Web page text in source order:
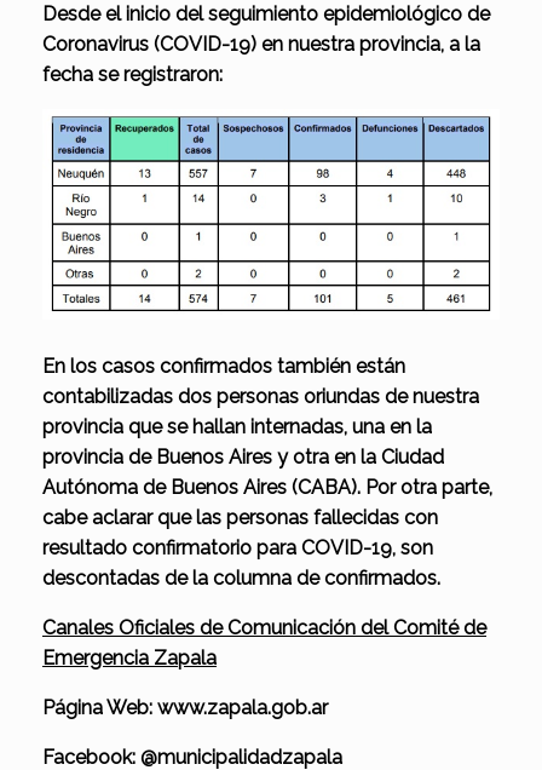
Desde el inicio del seguimiento epidemiológico de
Coronavirus (COVID-19) en nuestra provincia, a la
fecha se registraron:
En los casos confirmados también están
contabilizadas dos personas oriundas de nuestra
provincia que se hallan internadas, una en la
provincia de Buenos Aires y otra en la Ciudad
Autónoma de Buenos Aires (CABA). Por otra parte,
cabe aclarar que las personas fallecidas con
resultado confirmatorio para COVID-19, son
descontadas de la columna de confirmados.
Canales Oficiales de Comunicación del Comité de
Emergencia Zapala
Página Web: www.zapala.gob.ar
Facebook: @municipalidadzapala